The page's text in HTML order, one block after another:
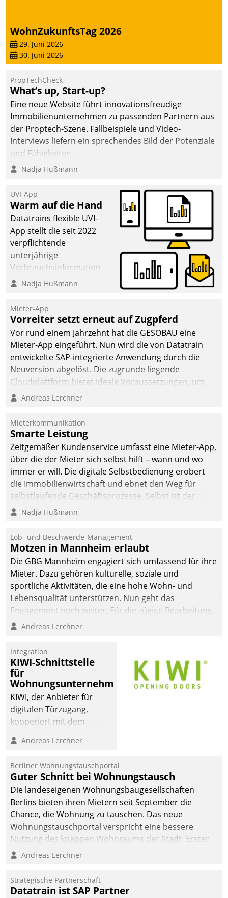
automatisiert ausgelöste,
zielgerichtete
Mieterbefragungen – eine
starke Grundlage für
intelligente,
datengestützte
Entscheidungen.
WohnZukunftsTag 2026
29. Juni 2026 –
30. Juni 2026
PropTechCheck
What’s up, Start-up?
Eine neue Website führt innovationsfreudige
Immobilienunternehmen zu passenden Partnern aus
der Proptech-Szene. Fallbeispiele und Video-
Interviews liefern ein sprechendes Bild der Potenziale
und Fähigkeiten.
Nadja Hußmann
UVI-App
Warm auf die Hand
Datatrains flexible UVI-
App stellt die seit 2022
verpflichtende
unterjährige
Verbrauchsinformation
schnell, zuverlässig und
Die monatlichen
Mitteilungen zum
Heizungs- und
Wasserverbrauch gehen
automatisiert, vollständig
und auf Wunsch über
mehrere zuvor
Kommunikationswege bei
Nadja Hußmann
Mieter-App
Vorreiter setzt erneut auf Zugpferd
Vor rund einem Jahrzehnt hat die GESOBAU eine
Mieter-App eingeführt. Nun wird die von Datatrain
entwickelte SAP-integrierte Anwendung durch die
Neuversion abgelöst. Die zugrunde liegende
Cloudplattform bietet ideale Voraussetzungen, um
die Funktionalität der App zu erweitern und weitere
integrieren.
Andreas Lerchner
Mieterkommunikation
Smarte Leistung
Zeitgemäßer Kundenservice umfasst eine Mieter-App,
über die der Mieter sich selbst hilft – wann und wo
immer er will. Die digitale Selbstbedienung erobert
die Immobilienwirtschaft und ebnet den Weg für
selbstlaufende Geschäftsprozesse. Selbst ist der
Kunde und smart der Serviceanbieter.
Nadja Hußmann
Lob- und Beschwerde-Management
Motzen in Mannheim erlaubt
Die GBG Mannheim engagiert sich umfassend für ihre
Mieter. Dazu gehören kulturelle, soziale und
sportliche Aktivitäten, die eine hohe Wohn- und
Lebensqualität unterstützen. Nun geht das
Engagement noch weiter: Für die zügige Bearbeitung
von Beschwerden – oder Lob – richtet das
und Beschwerde-Management einen eigenen Kanal
ein.
Andreas Lerchner
Integration
KIWI-Schnittstelle
für
Wohnungsunternehmen
KIWI, der Anbieter für
digitalen Türzugang,
kooperiert mit dem
Softwareentwicklungshaus
Andreas Lerchner
Berliner Wohnungstauschportal
Guter Schnitt bei Wohnungstausch
Die landeseigenen Wohnungsbaugesellschaften
Berlins bieten ihren Mietern seit September die
Chance, die Wohnung zu tauschen. Das neue
Wohnungstauschportal verspricht eine bessere
Nutzung des knappen Wohnraums der Stadt. Erster
Anwendungsfall für Datatrains Lösung API-Hub mit
Unternehmen.
Andreas Lerchner
Strategische Partnerschaft
Datatrain ist SAP Partner